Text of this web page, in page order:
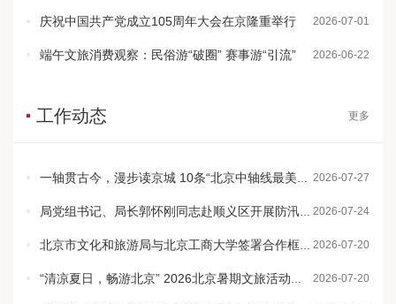
2026-07-01
庆祝中国共产党成立105周年大会在京隆重举行
2026-06-22
端午文旅消费观察：民俗游“破圈” 赛事游“引流”
更多
工作动态
2026-07-27
一轴贯古今，漫步读京城 10条“北京中轴线最美漫步道”主题线路
2026-07-24
局党组书记、局长郭怀刚同志赴顺义区开展防汛指导帮扶
2026-07-20
北京市文化和旅游局与北京工商大学签署合作框架协议 共建首都文旅...
2026-07-20
“清凉夏日，畅游北京” 2026北京暑期文旅活动指南